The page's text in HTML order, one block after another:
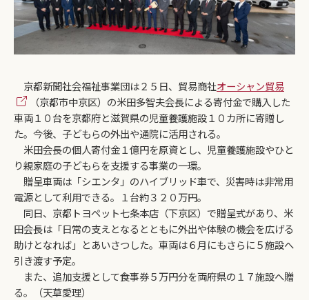
京都新聞社会福祉事業団は２５日、貿易商社オーシャン貿易
（京都市中京区）の米田多智夫会長による寄付金で購入した
車両１０台を京都府と滋賀県の児童養護施設１０カ所に寄贈し
た。今後、子どもらの外出や通院に活用される。
米田会長の個人寄付金１億円を原資とし、児童養護施設やひと
り親家庭の子どもらを支援する事業の一環。
贈呈車両は「シエンタ」のハイブリッド車で、災害時は非常用
電源として利用できる。１台約３２０万円。
同日、京都トヨペット七条本店（下京区）で贈呈式があり、米
田会長は「日常の支えとなるとともに外出や体験の機会を広げる
助けとなれば」とあいさつした。車両は６月にもさらに５施設へ
引き渡す予定。
また、追加支援として食事券５万円分を両府県の１７施設へ贈
る。（天草愛理）